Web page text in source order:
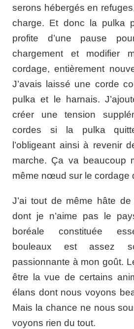
serons hébergés en
charge. Et donc la pulka
profite d’une pause
chargement et modifier
cordage, entièrement
J’avais laissé une corde
pulka et le harnais.
créer une tension
cordes si la pulka
l’obligeant ainsi à revenir
marche. Ça va beaucoup
même nœud sur le cordage
J’ai tout de même hâte
dont je n’aime pas le
boréale constituée
bouleaux est assez
passionnante à mon goût.
être la vue de certains
élans dont nous voyons
Mais la chance ne nous
voyons rien du tout.